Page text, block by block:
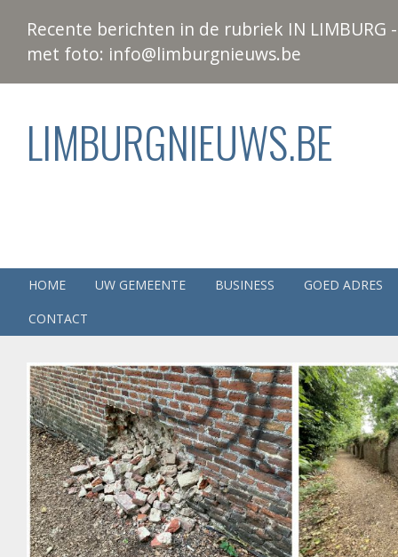
Recente berichten in de rubriek IN
met foto: info@limburgnieuws.be
LIMBURGNIEUWS.BE
HOME UW GEMEENTE BUSINESS
GOED ADRES
CONTACT